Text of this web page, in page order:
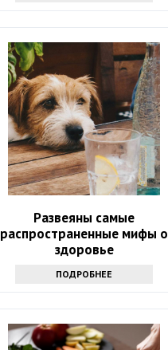
Развеяны самые
распространенные мифы о
здоровье
ПОДРОБНЕЕ